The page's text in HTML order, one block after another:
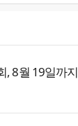
, 8월 19일까지